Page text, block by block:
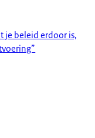
je beleid erdoor is,